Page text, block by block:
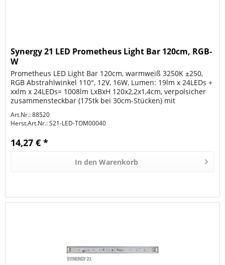
Synergy 21 LED Prometheus Light Bar 120cm, RGB-
W
Prometheus LED Light Bar 120cm, warmweiß 3250K ±250,
RGB Abstrahlwinkel 110°, 12V, 16W, Lumen: 19lm x 24LEDs +
xxlm x 24LEDs= 1008lm LxBxH 120x2,2x1,4cm, verpolsicher
zusammensteckbar (17Stk bei 30cm-Stücken) mit
Art.Nr.: 88520
Herst.Art.Nr.:S21-LED-TOM00040
14,27 € *
In den Warenkorb